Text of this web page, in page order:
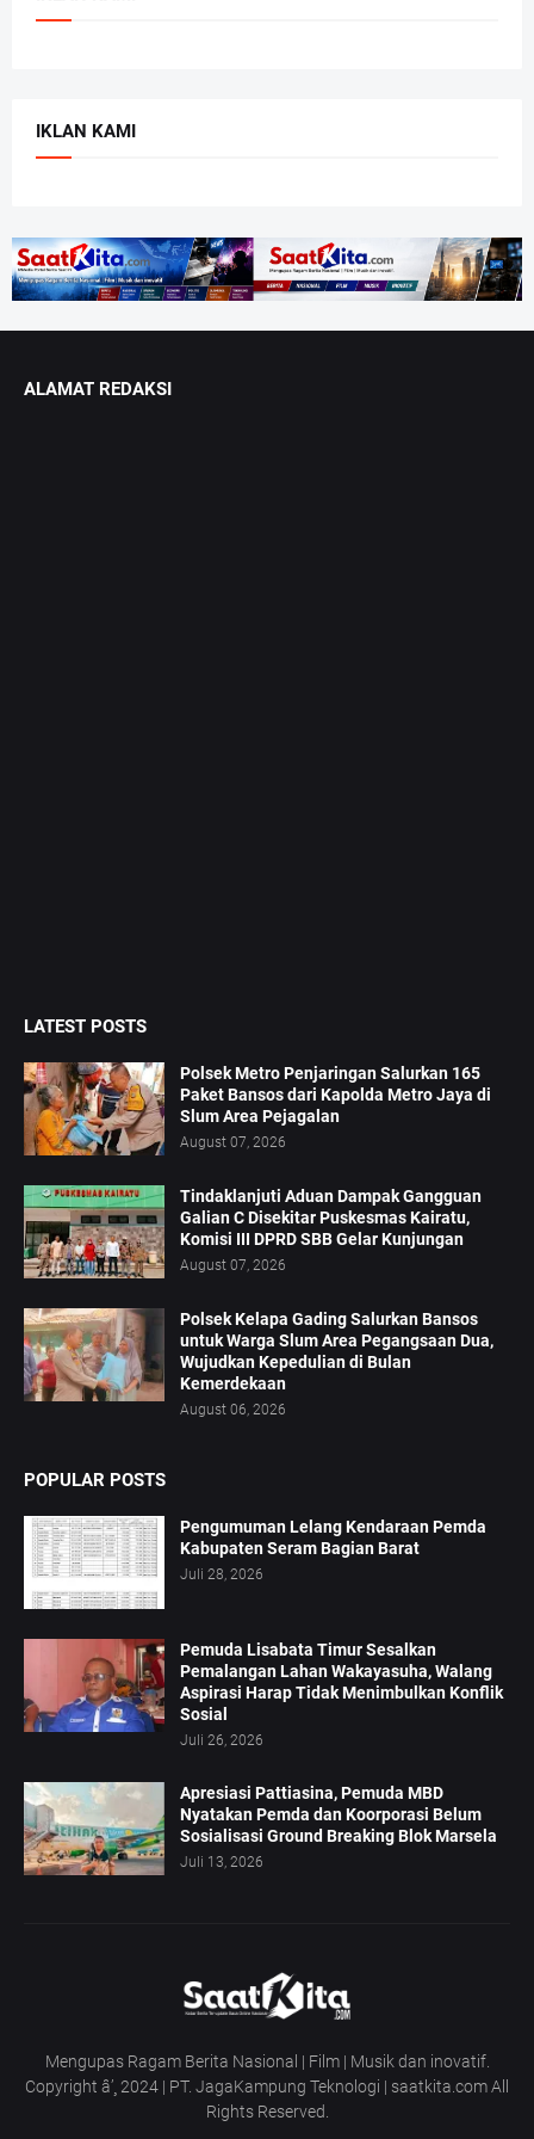
IKLAN KAMI
ALAMAT REDAKSI
LATEST POSTS
Polsek Metro Penjaringan Salurkan 165
Paket Bansos dari Kapolda Metro Jaya di
Slum Area Pejagalan
August 07, 2026
Tindaklanjuti Aduan Dampak Gangguan
Galian C Disekitar Puskesmas Kairatu,
Komisi III DPRD SBB Gelar Kunjungan
August 07, 2026
Polsek Kelapa Gading Salurkan Bansos
untuk Warga Slum Area Pegangsaan Dua,
Wujudkan Kepedulian di Bulan
Kemerdekaan
August 06, 2026
POPULAR POSTS
Pengumuman Lelang Kendaraan Pemda
Kabupaten Seram Bagian Barat
Juli 28, 2026
Pemuda Lisabata Timur Sesalkan
Pemalangan Lahan Wakayasuha, Walang
Aspirasi Harap Tidak Menimbulkan Konflik
Sosial
Juli 26, 2026
Apresiasi Pattiasina, Pemuda MBD
Nyatakan Pemda dan Koorporasi Belum
Sosialisasi Ground Breaking Blok Marsela
Juli 13, 2026
Mengupas Ragam Berita Nasional | Film | Musik dan inovatif.
Copyright â’¸ 2024 | PT. JagaKampung Teknologi | saatkita.com All
Rights Reserved.